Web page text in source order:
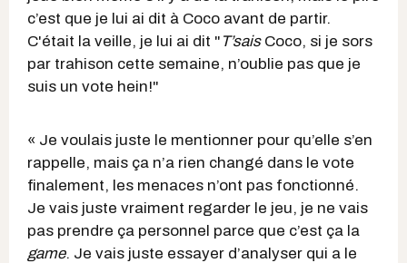
c’est que je lui ai dit à Coco avant de partir.
C'était la veille, je lui ai dit " T’saisCoco, si je sors
par trahison cette semaine, n’oublie pas que je
suis un vote hein!"
« Je voulais juste le mentionner pour qu’elle s’en
rappelle, mais ça n’a rien changé dans le vote
finalement, les menaces n’ont pas fonctionné.
Je vais juste vraiment regarder le jeu, je ne vais
pas prendre ça personnel parce que c’est ça la
game. Je vais juste essayer d’analyser qui a le